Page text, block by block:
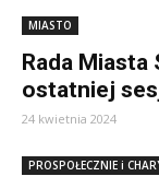
MIASTO
Rada
ostatniej
24 kwietnia 2024
PROSPOŁECZNIE i